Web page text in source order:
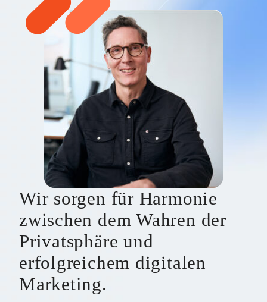
Wir sorgen für Harmonie
zwischen dem Wahren der
Privatsphäre und
erfolgreichem digitalen
Marketing.